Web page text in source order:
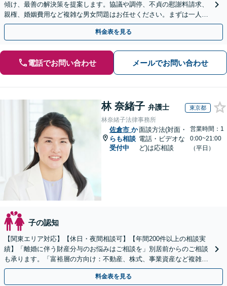
傾け、最善の解決策を提案します。協議や調停、不貞の慰謝料請求、
親権、婚姻費用など複雑な男女問題はお任せください。まずは一人で
抱え込まずお話しください。
料金表を見る
電話でお問い合わせ メールでお問い合わせ
林 奈緒子 弁護士 東京都
林奈緒子法律事務所
佐倉市 か
らも相談
受付中
面談方法(対面・
電話・ビデオな
ど)は応相談
営業時間：1
0:00~21:00
（平日）
子の認知
【関東エリア対応】【休日・夜間相談可】【年間200件以上の相談実
績】「離婚に伴う財産分与のお悩みはご相談を」別居前からのご相談
も承ります。「富裕層の方向け：不動産、株式、事業資産など複雑な
財産構成に対応したより詳細なアドバイスを提供」
料金表を見る